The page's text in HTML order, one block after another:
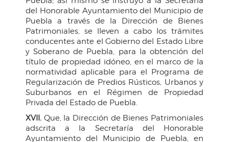
del Honorable Ayuntamiento del Municipio de
Puebla a través de la Dirección de Bienes
Patrimoniales, se lleven a cabo los trámites
conducentes ante el Gobierno del Estado Libre
y Soberano de Puebla, para la obtención del
título de propiedad idóneo, en el marco de la
normatividad aplicable para el Programa de
Regularización de Predios Rústicos, Urbanos y
Suburbanos en el Régimen de Propiedad
Privada del Estado de Puebla.
XVII. Que, la Dirección de Bienes Patrimoniales
adscrita a la Secretaría del Honorable
Ayuntamiento del Municipio de Puebla, en